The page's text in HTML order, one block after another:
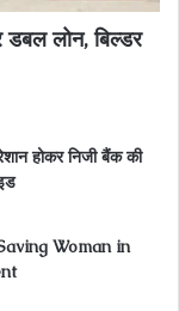
डबल लोन, बिल्डर
होकर निजी बैंक की
Woman in